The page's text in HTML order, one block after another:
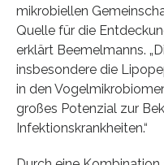
mikrobiellen
Quelle für die
erklärt Beemelmanns.
insbesondere die
in den
großes Potenzial zur
Infektionskrankheiten.“